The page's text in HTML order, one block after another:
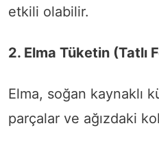
etkili olabilir.
2. Elma Tüketin (Tatlı
Elma, soğan kaynaklı
parçalar ve ağızdaki